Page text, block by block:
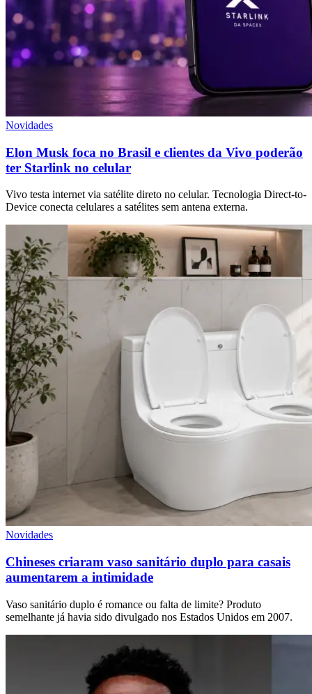
Novidades
Elon Musk foca no Brasil e clientes da Vivo poderão
ter Starlink no celular
Vivo testa internet via satélite direto no celular. Tecnologia Direct-to-
Device conecta celulares a satélites sem antena externa.
Novidades
Chineses criaram vaso sanitário duplo para casais
aumentarem a intimidade
Vaso sanitário duplo é romance ou falta de limite? Produto
semelhante já havia sido divulgado nos Estados Unidos em 2007.